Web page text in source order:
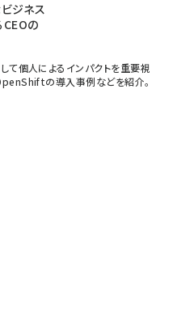
ジネス
の
て個人によるインパクトを重要視
の導入事例などを紹介。